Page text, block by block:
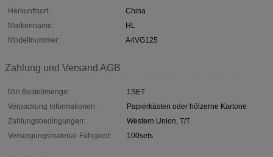
Herkunftsort:
China
Markenname:
HL
Modellnummer:
A4VG125
Zahlung und Versand AGB
Min Bestellmenge:
1SET
Verpackung Informationen:
Papierkästen oder hölzerne Kartone
Zahlungsbedingungen:
Western Union, T/T
Versorgungsmaterial-Fähigkeit:
100sets